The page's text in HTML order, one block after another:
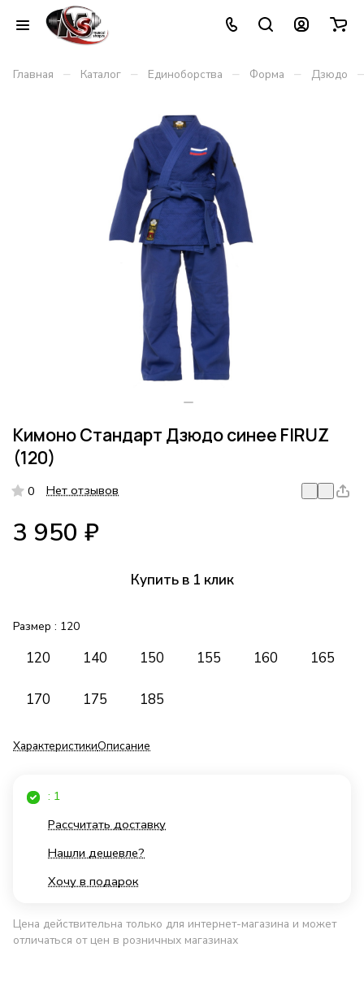
Главная – Каталог – Единоборства – Форма – Дзюдо –
Кимоно Стандарт Дзюдо синее FIRUZ
(120)
0 Нет отзывов
3 950 ₽
Купить в 1 клик
Размер : 120
120 140 150 155 160 165
170 175 185
ХарактеристикиОписание
: 1
Рассчитать доставку
Нашли дешевле?
Хочу в подарок
Цена действительна только для интернет-магазина и может
отличаться от цен в розничных магазинах